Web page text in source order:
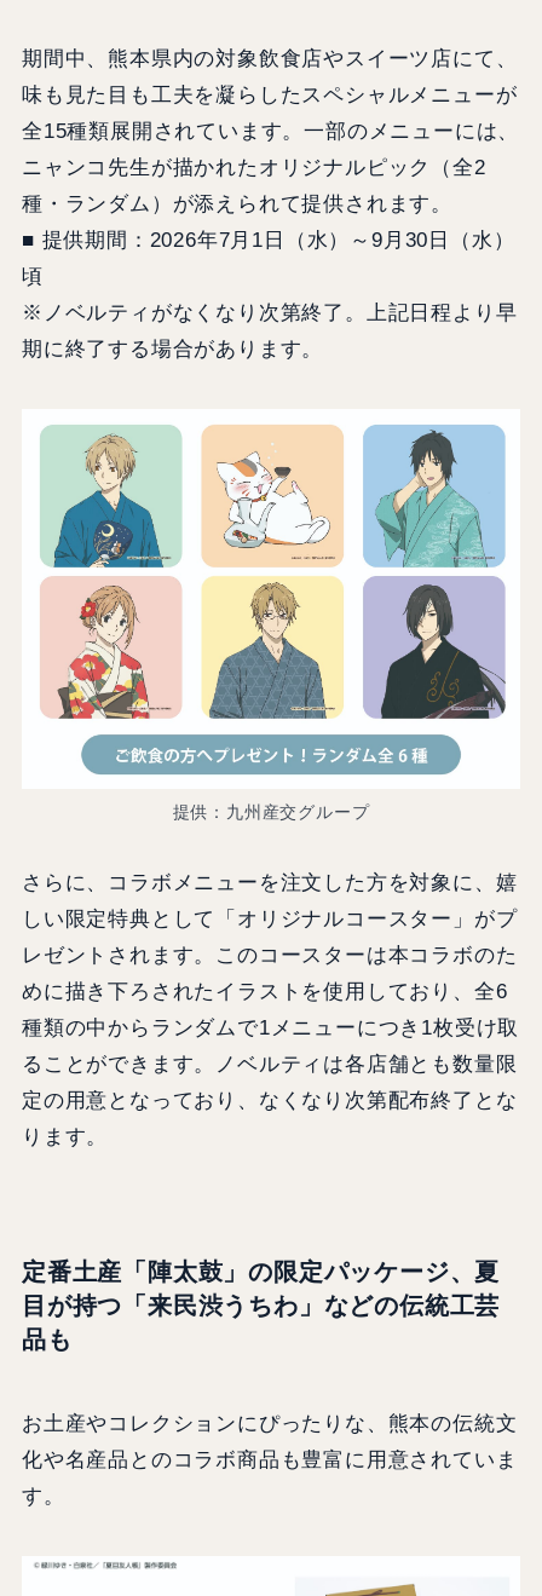
期間中、熊本県内の対象飲食店やスイーツ店にて、
味も見た目も工夫を凝らしたスペシャルメニューが
全15種類展開されています。一部のメニューには、
ニャンコ先生が描かれたオリジナルピック（全2
種・ランダム）が添えられて提供されます。
■ 提供期間：2026年7月1日（水）～9月30日（水）
頃
※ノベルティがなくなり次第終了。上記日程より早
期に終了する場合があります。
提供：九州産交グループ
さらに、コラボメニューを注文した方を対象に、嬉
しい限定特典として「オリジナルコースター」がプ
レゼントされます。このコースターは本コラボのた
めに描き下ろされたイラストを使用しており、全6
種類の中からランダムで1メニューにつき1枚受け取
ることができます。ノベルティは各店舗とも数量限
定の用意となっており、なくなり次第配布終了とな
ります。
定番土産「陣太鼓」の限定パッケージ、夏
目が持つ「来民渋うちわ」などの伝統工芸
品も
お土産やコレクションにぴったりな、熊本の伝統文
化や名産品とのコラボ商品も豊富に用意されていま
す。